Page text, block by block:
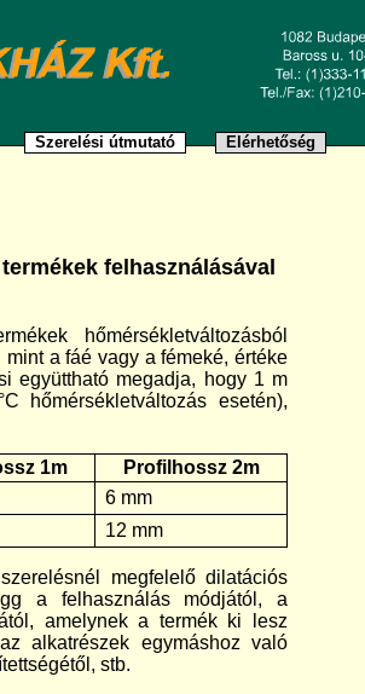
Szerelési útmutató Elérhetőség
felhasználásával
hőmérsékletváltozásból
a fáé vagy a fémeké, értéke
együttható megadja, hogy 1 m
hőmérsékletváltozás esetén),
1m
Profilhossz 2m
6 mm
12 mm
megfelelő dilatációs
a felhasználás módjától, a
amelynek a termék ki lesz
alkatrészek egymáshoz való
stb.